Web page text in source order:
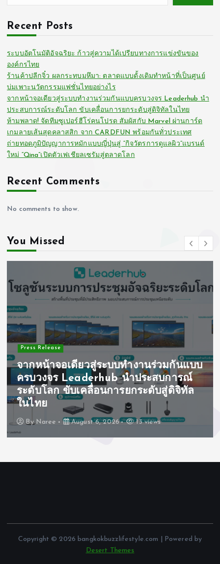
Recent Posts
ระบบอัตโนมัติอัจฉริยะ ก้าวสู่ความได้เปรียบทางการแข่งขันของ
องค์กรไทย
ร้านค้าปลีกจิ๋ว ผลกระทบมหึมา: ตลาดแบบดั้งเดิมทำหน้าที่เป็นศูนย์
บ่มเพาะนวัตกรรมแฟชั่นไทยอย่างไร
จากหน้าจอเดียวสู่ระบบทำงานร่วมกันแบบครบวงจร Leaderhub นำ
ประสบการณ์ระดับโลก ขับเคลื่อนการยกระดับสู่ดิจิทัลในไทย
ห้ามพลาด! จัดทีมซูเปอร์ฮีโร่คนโปรด สัมผัสกับ Marvel ผ่านการ์ด
เกมลายเส้นสุดคลาสสิก จาก CARDFUN พร้อมกันทั่วประเทศ
ถ่ายทอดภูมิปัญญาการหมักแบบญี่ปุ่นสู่ “กิจวัตรการดูแลผิว”แบรนด์
ใหม่ “Qina”เปิดตัวเฟเชียลเซรัมสู่ตลาดโลก
Recent Comments
No comments to show.
You Missed
Press Release
จากหน้าจอเดียวสู่ระบบทำงานร่วมกันแบบ
ครบวงจร Leaderhub นำประสบการณ์
ระดับโลก ขับเคลื่อนการยกระดับสู่ดิจิทัล
ในไทย
ByNaree August 6, 2026 13 views
Copyright © 2026 bangkokbuzzlifestyle.com | Powered by
Desert Themes